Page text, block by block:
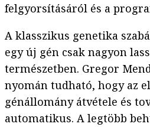
felgyorsításáról és a
A klasszikus genetika
egy új gén csak nagyon
természetben. Gregor
nyomán tudható, hogy az
génállomány átvétele és
automatikus. A legtöbb